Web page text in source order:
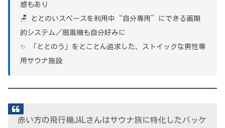
感もあり
🪑 ととのいスペースを利用中“自分専用”にできる画期
的システム／扇風機も自分好みに
✨ 「ととのう」をとことん追求した、ストイックな男性専
用サウナ施設
赤い方の飛行機JALさんはサウナ旅に特化したパッケ